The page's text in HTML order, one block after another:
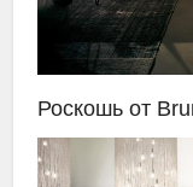
Роскошь от